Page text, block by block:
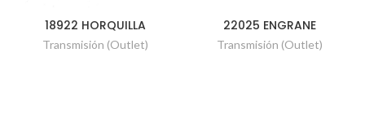
18922 HORQUILLA
Transmisión (Outlet)
22025 ENGRANE
Transmisión (Outlet)